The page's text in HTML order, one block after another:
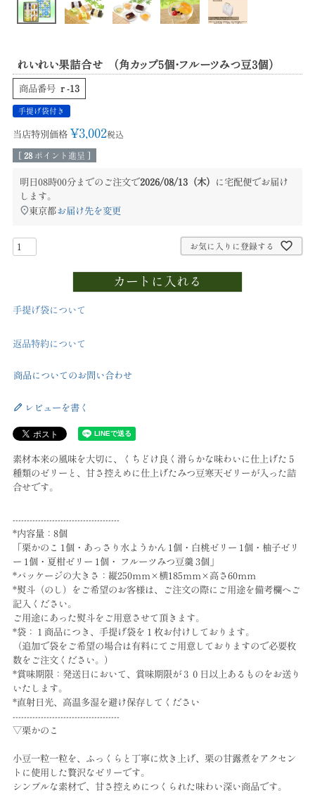
れいれい果詰合せ （角カップ5個・フルーツみつ豆3個）
商品番号 ｒ-13
手提げ袋付き
当店特別価格 ¥3,002税込
[ 28 ポイント進呈 ]
明日08時00分までのご注文で2026/08/13（木） に 宅配便でお届け
します。
東京都お届け先を変更
お気に入りに登録する
カートに入れる
手提げ袋について
返品特約について
商品についてのお問い合わせ
レビューを書く
素材本来の風味を大切に、くちどけ良く滑らかな味わいに仕上げた５
種類のゼリーと、甘さ控えめに仕上げたみつ豆寒天ゼリーが入った詰
合せです。
--------------------------------------
*内容量：8個
「栗かのこ 1個・あっさり水ようかん 1個・白桃ゼリー 1個・柚子ゼリ
ー 1個・夏柑ゼリー 1個・ フルーツみつ豆羹 3個」
*パッケージの大きさ：縦250ｍｍ×横185ｍｍ×高さ60ｍｍ
*熨斗（のし）をご希望のお客様は、ご注文の際にご用途を備考欄へご
記入ください。
ご用途にあった熨斗をご用意させて頂きます。
*袋：１商品につき、手提げ袋を１枚お付けしております。
（追加で袋をご希望の場合は有料にてご用意しておりますので必要枚
数をご注文ください。）
*賞味期限：発送日において、賞味期限が３０日以上あるものをお送り
いたします。
*直射日光、高温多湿を避け保存してください
--------------------------------------
▽栗かのこ
小豆一粒一粒を、ふっくらと丁寧に炊き上げ、栗の甘露煮をアクセン
トに使用した贅沢なゼリーです。
シンプルな素材で、甘さ控えめにつくられた味わい深い商品です。